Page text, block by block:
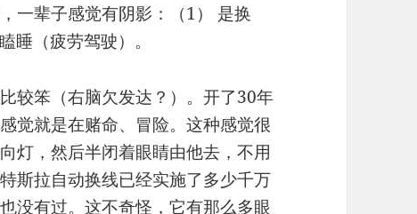
一辈子感觉有阴影：（1） 是换
睡（疲劳驾驶）。
较笨（右脑欠发达？）。开了30年
觉就是在赌命、冒险。这种感觉很
灯，然后半闭着眼睛由他去，不用
斯拉自动换线已经实施了多少千万
没有过。这不奇怪，它有那么多眼